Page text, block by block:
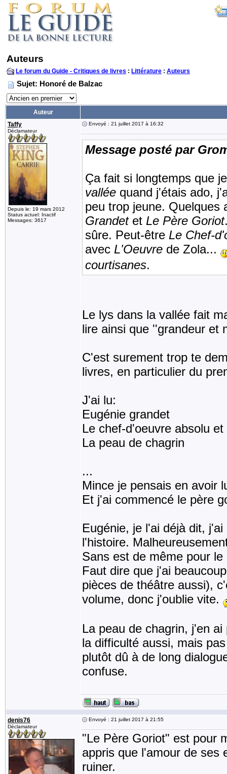
Auteurs
Le forum du Guide - Critiques de livres : Littérature : Auteurs
Sujet: Honoré de Balzac
Auteur
Taffy
Déclamateur
Depuis le: 19 mars 2012
Status actuel: Inactif
Messages: 3617
Envoyé : 21 juillet 2017 à 16:32
Message posté par
Ça fait si longtemps que
vallée quand j'étais ado,
peu trop jeune.
Grandetet Le Père Goriot
sûre. Peut-être Le Chef-
avec L'Oeuvre de Zola...
courtisanes.
Le lys dans la vallée fait
lire ainsi que ''grandeur et
C'est surement trop te
livres, en particulier du
J'ai lu:
Eugénie grandet
Le chef-d'oeuvre absolu
La peau de chagrin
...
Mince je pensais en avoir
Et j'ai commencé le père
Eugénie, je l'ai déjà dit,
l'histoire.
Sans est de même pour
Faut dire que j'ai
pièces de théâtre aussi),
volume, donc j'oublie vite.
La peau de chagrin, j'en
la difficulté aussi, mais
plutôt dû à de long
confuse.
denis76
Déclamateur
Envoyé : 21 juillet 2017 à 21:55
"Le Père Goriot" est pour
appris que l'amour de ses
ruiner.